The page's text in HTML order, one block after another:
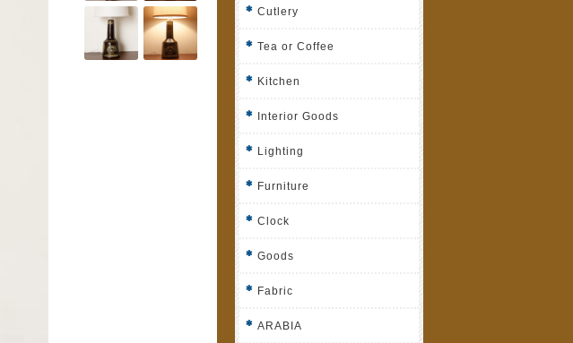
Cutlery
Tea or Coffee
Kitchen
Interior Goods
Lighting
Furniture
Clock
Goods
Fabric
ARABIA